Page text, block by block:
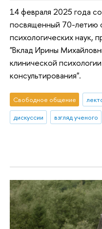
14 февраля 2025 года
посвященный 70-летию
психологических наук,
"Вклад Ирины
клинической
консультирования".
Свободное общение
дискуссии
взгляд ученого